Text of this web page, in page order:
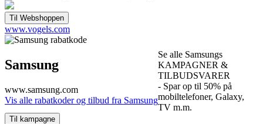
www.vogels.com
Samsung
www.samsung.com
Vis alle rabatkoder og tilbud fra Samsung
Se alle Samsungs
KAMPAGNER &
TILBUDSVARER
- Spar op til 50% på
mobiltelefoner, Galaxy,
TV m.m.